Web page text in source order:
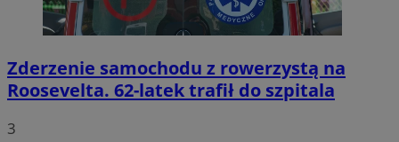
Zderzenie samochodu z rowerzystą na
Roosevelta. 62-latek trafił do szpitala
3